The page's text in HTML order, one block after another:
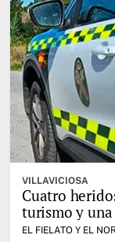
VILLAVICIOSA
Cuatro
turismo y
EL FIELATO Y EL